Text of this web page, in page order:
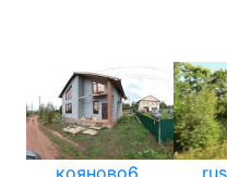
кояново6